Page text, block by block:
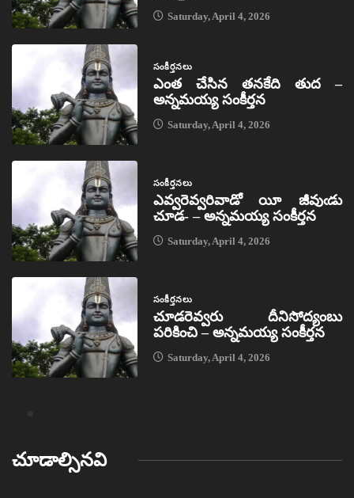
Saturday, April 4, 2026
సంకీర్తనలు
ఎంత చేసిన తనకేది తుద –
అన్నమయ్య సంకీర్తన
Saturday, April 4, 2026
సంకీర్తనలు
ఎవ్వరెవ్వరివాడో యీ జీవుఁడు
చూడ- – అన్నమయ్య సంకీర్తన
Saturday, April 4, 2026
సంకీర్తనలు
చూడరెవ్వరు దీనిసోద్యంబు
పరికించి – అన్నమయ్య సంకీర్తన
Saturday, April 4, 2026
చూడాల్సినవి